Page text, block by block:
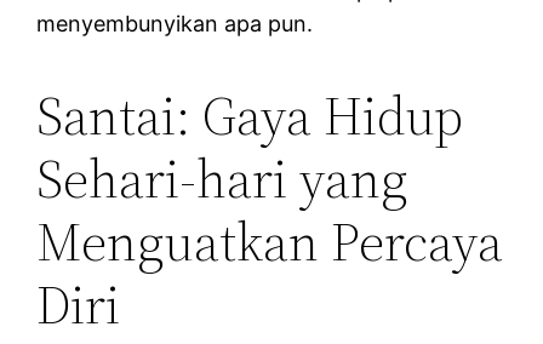
menyembunyikan apa pun.
Santai: Gaya Hidup
Sehari-hari yang
Menguatkan Percaya
Diri